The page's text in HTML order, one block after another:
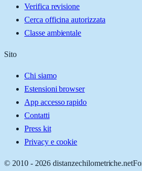
Verifica revisione
Cerca officina autorizzata
Classe ambientale
Sito
Chi siamo
Estensioni browser
App accesso rapido
Contatti
Press kit
Privacy e cookie
© 2010 - 2026 distanzechilometriche.net